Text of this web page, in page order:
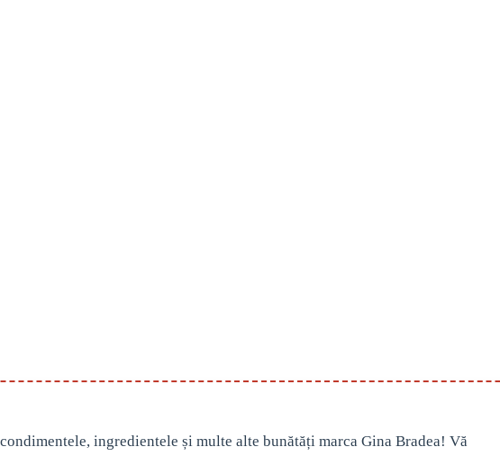
ingredientele și multe alte bunătăți marca Gina Bradea! Vă